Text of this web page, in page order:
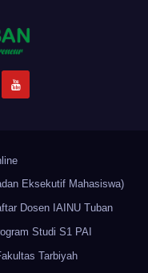
Eksekutif Mahasiswa)
Dosen IAINU Tuban
Studi S1 PAI
Tarbiyah